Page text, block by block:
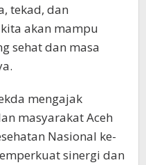
tekad, dan
akan mampu
sehat dan masa
mengajak
masyarakat Aceh
Nasional ke-
sinergi dan